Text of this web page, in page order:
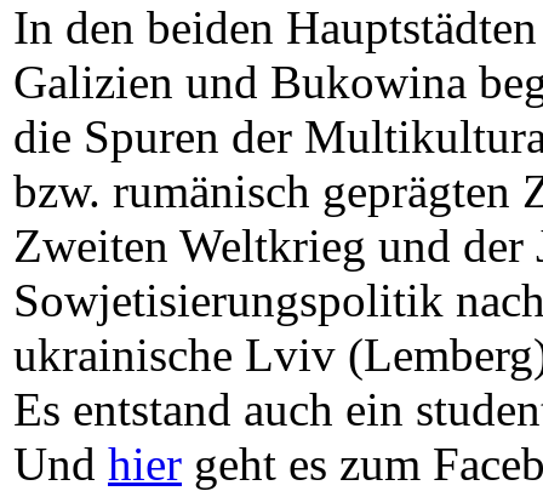
In den beiden
Galizien und Bukowina
die Spuren der
bzw. rumänisch geprägten
Zweiten Weltkrieg und der
Sowjetisierungspolitik
ukrainische Lviv
Es entstand auch ein
Und hier geht es zum